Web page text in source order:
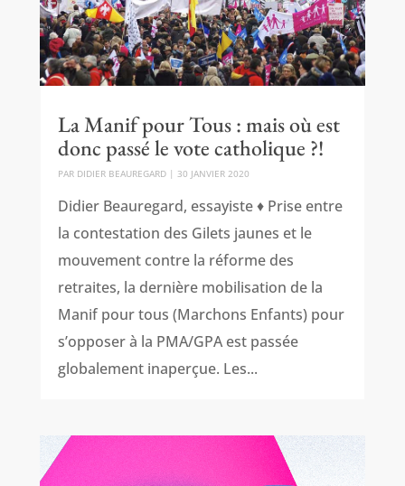
La Manif pour Tous : mais où est
donc passé le vote catholique ?!
PAR DIDIER BEAUREGARD| 30 JANVIER 2020
Didier Beauregard, essayiste ♦ Prise entre
la contestation des Gilets jaunes et le
mouvement contre la réforme des
retraites, la dernière mobilisation de la
Manif pour tous (Marchons Enfants) pour
s’opposer à la PMA/GPA est passée
globalement inaperçue. Les...